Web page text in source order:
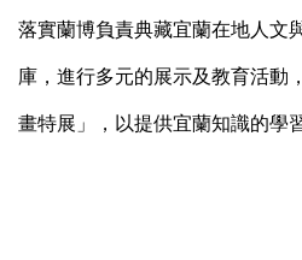
落實蘭博負責典藏宜蘭在地人文
庫，進行多元的展示及教育活動
畫特展」，以提供宜蘭知識的學